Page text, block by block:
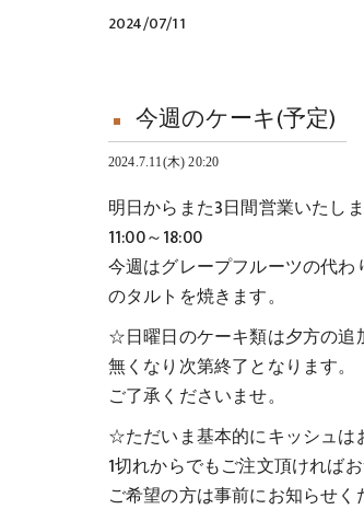
2024/07/11
今週のケーキ(予定)
2024.7.11(木) 20:20
明日からまた3日間営業いたしま
11:00～18:00
今週はグレープフルーツの代
のタルトを焼きます。
☆日曜日のケーキ類は夕方の追
無くなり次第終了となります。
ご了承くださいませ。
☆ただいま基本的にキッシュは
1切れからでもご注文頂ければ
ご希望の方は事前にお知らせく